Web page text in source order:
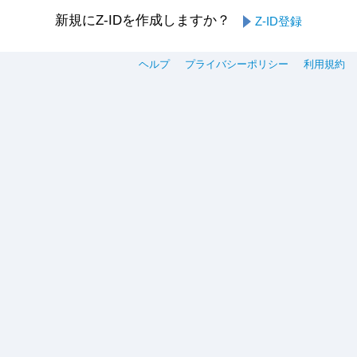
新規にZ-IDを作成しますか？ Z-ID登録
ヘルプ プライバシーポリシー 利用規約